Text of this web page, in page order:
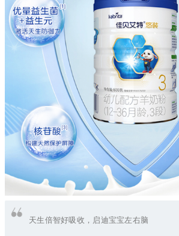
天生倍智好吸收，启迪宝宝左右脑